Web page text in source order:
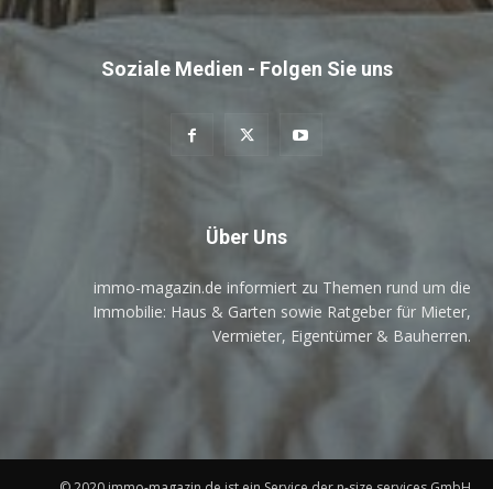
Soziale Medien - Folgen Sie uns
Über Uns
immo-magazin.de informiert zu Themen rund um die
Immobilie: Haus & Garten sowie Ratgeber für Mieter,
Vermieter, Eigentümer & Bauherren.